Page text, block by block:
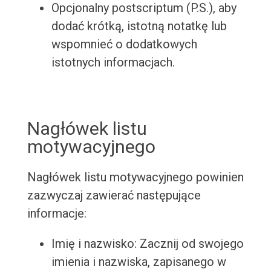
Opcjonalny postscriptum (P.S.), aby
dodać krótką, istotną notatkę lub
wspomnieć o dodatkowych
istotnych informacjach.
Nagłówek listu
motywacyjnego
Nagłówek listu motywacyjnego powinien
zazwyczaj zawierać następujące
informacje:
Imię i nazwisko: Zacznij od swojego
imienia i nazwiska, zapisanego w